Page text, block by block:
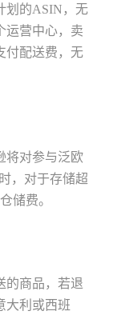
划的ASIN，无
运营中心，卖
付配送费，无
将对参与泛欧
，对于存储超
储费。
的商品，若退
大利或西班